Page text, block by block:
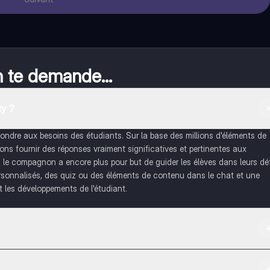
te demande...
aux besoins des étudiants. Sur la base des millions d'éléments de
fournir des réponses vraiment significatives et pertinentes aux
compagnon a encore plus pour but de guider les élèves dans leurs
des quiz ou des éléments de contenu dans le chat et une
développements de l'étudiant.